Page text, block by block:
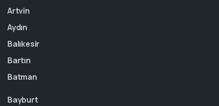
Artvin
Aydın
Balıkesir
Bartın
Batman
Bayburt